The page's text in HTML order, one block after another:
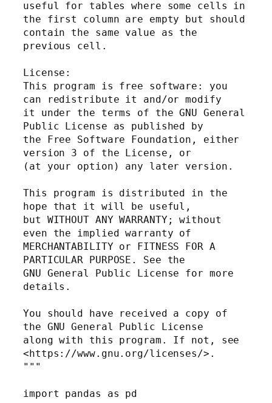
useful for tables where some cells in
the first column are empty but should
contain the same value as the
previous cell.
License:
This program is free software: you
can redistribute it and/or modify
it under the terms of the GNU General
Public License as published by
the Free Software Foundation, either
version 3 of the License, or
(at your option) any later version.
This program is distributed in the
hope that it will be useful,
but WITHOUT ANY WARRANTY; without
even the implied warranty of
MERCHANTABILITY or FITNESS FOR A
PARTICULAR PURPOSE. See the
GNU General Public License for more
details.
You should have received a copy of
the GNU General Public License
along with this program. If not, see
<https://www.gnu.org/licenses/>.
"""
import pandas as pd